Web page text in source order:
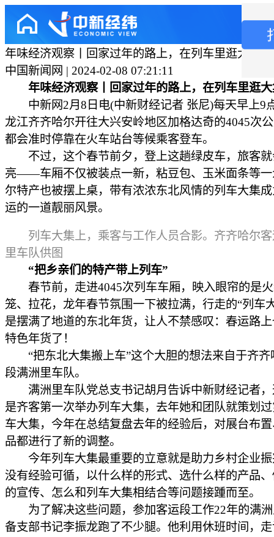
年味经济观察丨回家过年的路上，在列车里逛大集
中国新闻网 | 2024-02-08 07:21:11
年味经济观察丨回家过年的路上，在列车里逛
中新网2月8日电(中新财经记者 张尼)每天早上9
龙江齐齐哈尔开往大兴安岭地区加格达奇的4045次
都会准时停靠在火车站台等候乘客登车。
不过，这个春节前夕，登上这趟绿皮车，旅客就
亮——车厢不仅被装点一新，粘豆包、玉米面条等一
尔特产也被摆上桌，带有浓浓东北风情的列车大集
运的一道靓丽风景。
列车大集上，乘客与工作人员合影。齐齐哈尔
里车队供图
“把乡亲们的特产带上列车”
春节前，走进4045次列车车厢，映入眼帘的是
笼、拉花，龙年春节氛围一下被拉满，行走的“列车
是摆满了地道的东北年货，让人不禁感叹：春运路
特色年货了！
“把东北大集搬上车”这个大胆的想法来自于齐齐
段满洲里车队。
满洲里车队党总支书记胡月告诉中新财经记者，
是齐客第一次举办列车大集，去年她和团队就策划
车大集，今年在总结复盘去年的经验后，对展台布
品都进行了新的调整。
今年列车大集最重要的立意就是助力乡村企业振
没有经验可循，以什么样的形式、选什么样的产品
的宣传、怎么和列车大集相结合等问题接踵而至。
为了解决这些问题，参加客运段工作22年的满洲
备支部书记李振龙跑了不少腿。他利用休班时间，